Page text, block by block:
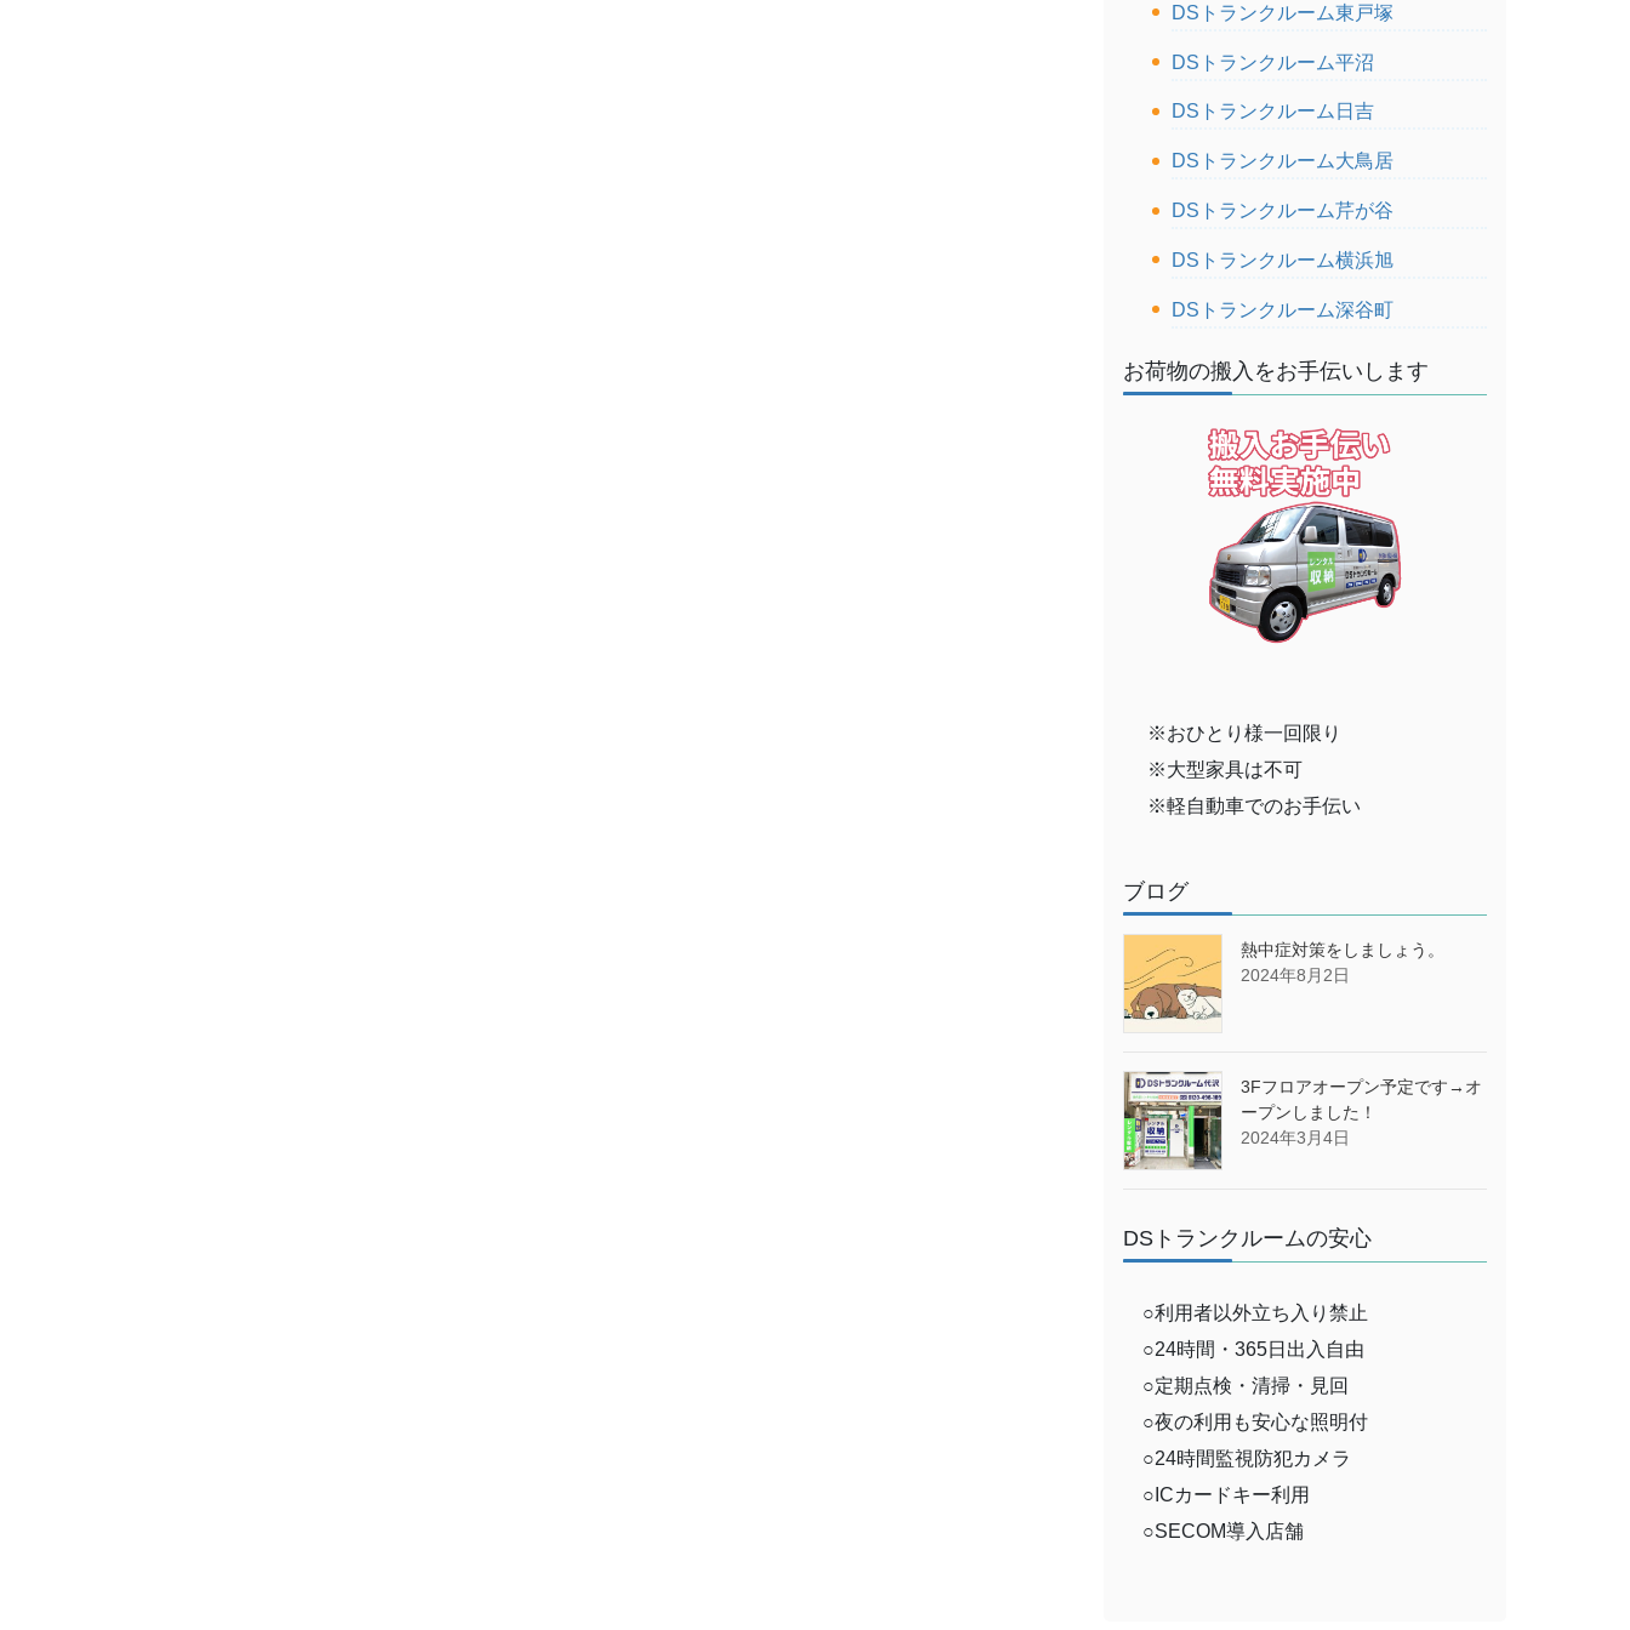
DSトランクルーム東戸塚
DSトランクルーム平沼
DSトランクルーム日吉
DSトランクルーム大鳥居
DSトランクルーム芹が谷
DSトランクルーム横浜旭
DSトランクルーム深谷町
お荷物の搬入をお手伝いします
※おひとり様一回限り
※大型家具は不可
※軽自動車でのお手伝い
ブログ
熱中症対策をしましょう。
2024年8月2日
3Fフロアオープン予定です→オ
ープンしました！
2024年3月4日
DSトランクルームの安心
○利用者以外立ち入り禁止
○24時間・365日出入自由
○定期点検・清掃・見回
○夜の利用も安心な照明付
○24時間監視防犯カメラ
○ICカードキー利用
○SECOM導入店舗